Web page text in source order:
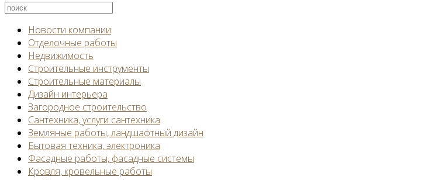
Новости компании
Отделочные работы
Недвижимость
Строительные инструменты
Строительные материалы
Дизайн интерьера
Загородное строительство
Сантехника, услуги сантехника
Земляные работы, ландшафтный дизайн
Бытовая техника, электроника
Фасадные работы, фасадные системы
Кровля, кровельные работы